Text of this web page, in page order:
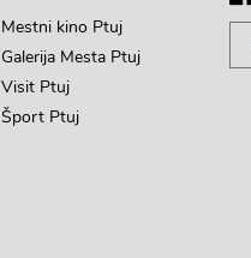
Mestni kino Ptuj
Galerija Mesta Ptuj
Visit Ptuj
Šport Ptuj